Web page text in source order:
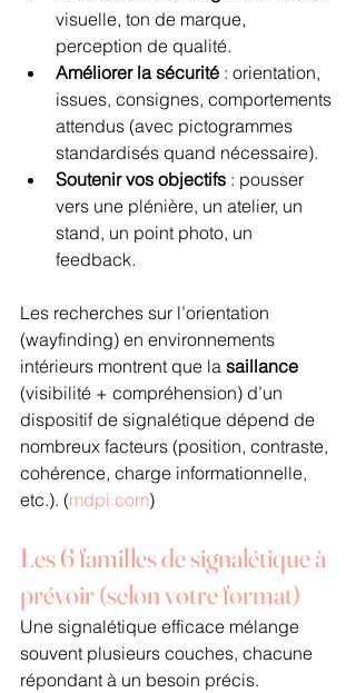
visuelle, ton de marque,
perception de qualité.
Améliorer la sécurité : orientation,
issues, consignes, comportements
attendus (avec pictogrammes
standardisés quand nécessaire).
Soutenir vos objectifs : pousser
vers une plénière, un atelier, un
stand, un point photo, un
feedback.
Les recherches sur l’orientation
(wayfinding) en environnements
intérieurs montrent que la saillance
(visibilité + compréhension) d’un
dispositif de signalétique dépend de
nombreux facteurs (position, contraste,
cohérence, charge informationnelle,
etc.). (mdpi.com)
Les 6 familles de signalétique à
prévoir (selon votre format)
Une signalétique efficace mélange
souvent plusieurs couches, chacune
répondant à un besoin précis.